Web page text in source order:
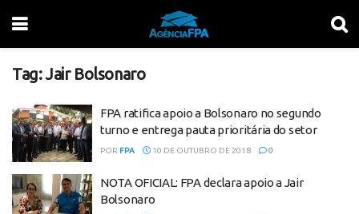
Tag:Jair Bolsonaro
FPA ratifica apoio a Bolsonaro no segundo
turno e entrega pauta prioritária do setor
POR FPA 10 DE OUTUBRO DE 2018 0
NOTA OFICIAL: FPA declara apoio a Jair
Bolsonaro